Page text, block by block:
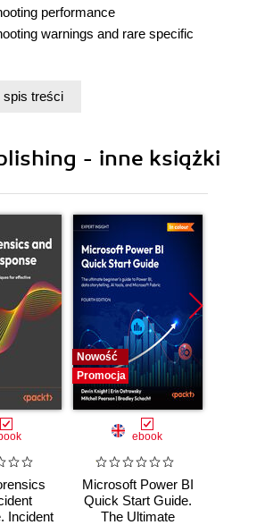
performance
warnings and rare specific
nginx error messages
spis treści
- inne książki
Incident
Nowość
Promocja
ebook
Microsoft Power BI
Quick Start Guide.
The Ultimate